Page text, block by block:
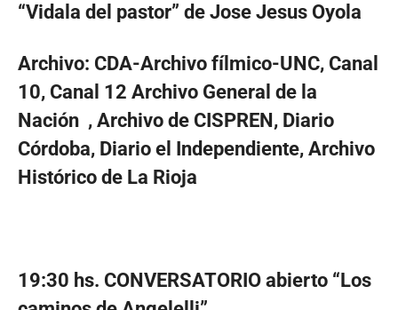
“Vidala del pastor” de Jose Jesus Oyola
Archivo: CDA-Archivo fílmico-UNC, Canal
10, Canal 12 Archivo General de la
Nación , Archivo de CISPREN, Diario
Córdoba, Diario el Independiente, Archivo
Histórico de La Rioja
19:30 hs. CONVERSATORIO abierto “Los